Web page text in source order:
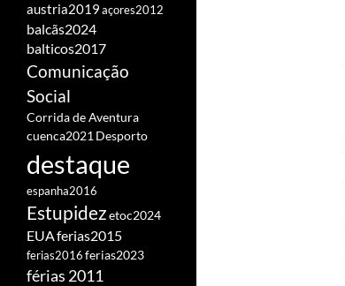
austria2019açores2012
balcãs2024
balticos2017
Comunicação
Social
Corrida de Aventura
cuenca2021 Desporto
destaque
espanha2016
Estupidezetoc2024
EUAferias2015
ferias2016ferias2023
férias 2011